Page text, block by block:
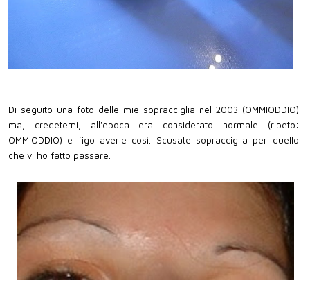
Di seguito una foto delle mie sopracciglia nel 2003 (OMMIODDIO)
ma, credetemi, all'epoca era considerato normale (ripeto:
OMMIODDIO) e figo averle così. Scusate sopracciglia per quello
che vi ho fatto passare.